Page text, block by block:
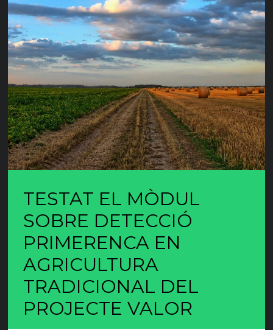
TESTAT EL MÒDUL
SOBRE DETECCIÓ
PRIMERENCA EN
AGRICULTURA
TRADICIONAL DEL
PROJECTE VALOR